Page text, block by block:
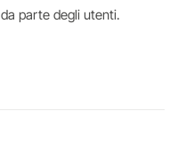
parte degli utenti.